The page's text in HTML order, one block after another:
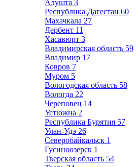
Алушта 3
Республика Дагестан 60
Махачкала 27
Дербент 11
Хасавюрт 3
Владимирская область 59
Владимир 17
Ковров 7
Муром 5
Вологодская область 58
Вологда 22
Череповец 14
Устюжна 2
Республика Бурятия 57
Улан-Удэ 26
Северобайкальск 1
Гусиноозерск 1
Тверская область 54